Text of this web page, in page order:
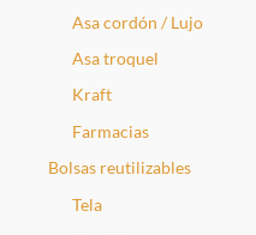
Asa cordón / Lujo
Asa troquel
Kraft
Farmacias
Bolsas reutilizables
Tela